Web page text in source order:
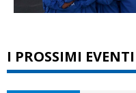
I PROSSIMI EVENTI